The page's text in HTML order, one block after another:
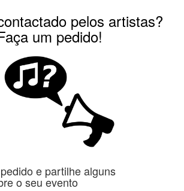
pelos artistas?
um pedido!
e partilhe alguns
o seu evento